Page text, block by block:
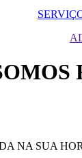
NA SUA